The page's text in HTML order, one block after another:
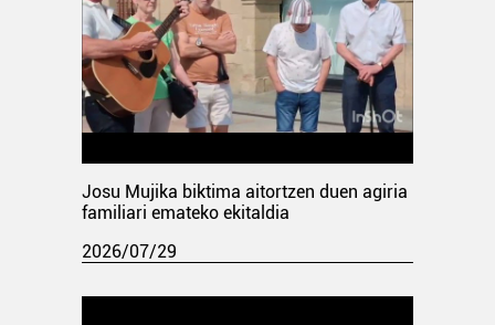
Josu Mujika biktima aitortzen duen agiria
familiari emateko ekitaldia
2026/07/29